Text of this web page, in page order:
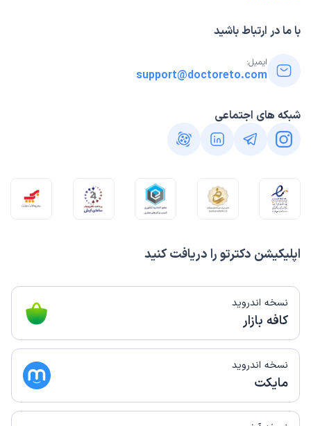
اپلیکیشن دکترتو را دریافت کنید
نسخه اندروید
کافه بازار
نسخه اندروید
مایکت
با ما در ارتباط باشید
ایمیل:
support@doctoreto.com
شبکه های اجتماعی